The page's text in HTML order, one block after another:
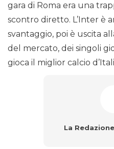
gara di Roma era una
scontro diretto. L’Inter è
svantaggio, poi è uscita
del mercato, dei singoli
gioca il miglior calcio
La Redazione